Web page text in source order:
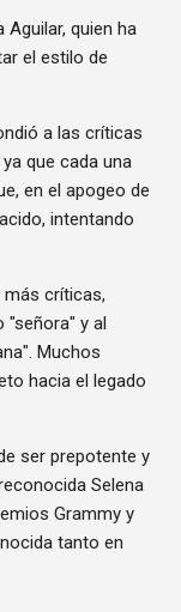
quien ha
el estilo de
a las críticas
que cada una
en el apogeo de
intentando
más críticas,
"señora" y al
Muchos
hacia el legado
ser prepotente y
Selena
Grammy y
tanto en